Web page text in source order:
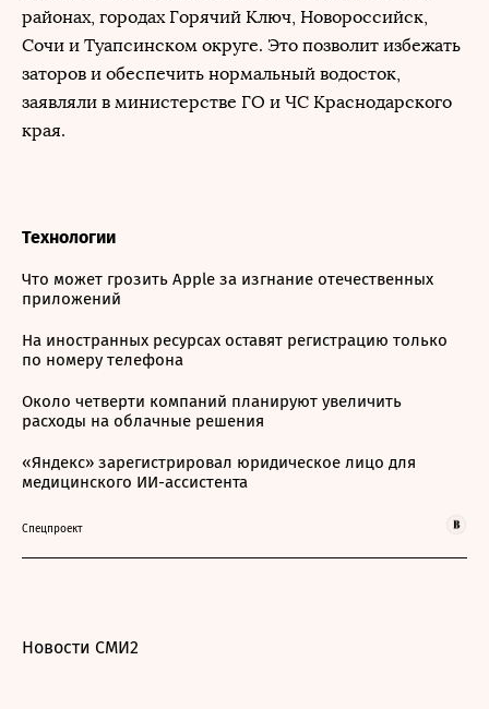
районах, городах Горячий Ключ, Новороссийск,
Сочи и Туапсинском округе. Это позволит избежать
заторов и обеспечить нормальный водосток,
заявляли в министерстве ГО и ЧС Краснодарского
края.
Технологии
Что может грозить Apple за изгнание отечественных
приложений
На иностранных ресурсах оставят регистрацию только
по номеру телефона
Около четверти компаний планируют увеличить
расходы на облачные решения
«Яндекс» зарегистрировал юридическое лицо для
медицинского ИИ-ассистента
Спецпроект
Новости СМИ2